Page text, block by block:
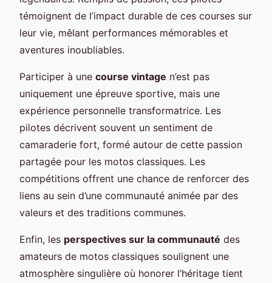
témoignent de l’impact durable de ces courses sur
leur vie, mêlant performances mémorables et
aventures inoubliables.
Participer à une course vintage n’est pas
uniquement une épreuve sportive, mais une
expérience personnelle transformatrice. Les
pilotes décrivent souvent un sentiment de
camaraderie fort, formé autour de cette passion
partagée pour les motos classiques. Les
compétitions offrent une chance de renforcer des
liens au sein d’une communauté animée par des
valeurs et des traditions communes.
Enfin, les perspectives sur la communauté des
amateurs de motos classiques soulignent une
atmosphère singulière où honorer l’héritage tient